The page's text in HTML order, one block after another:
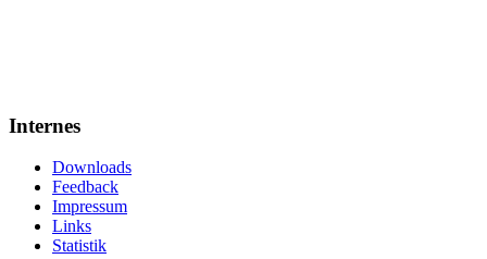
Internes
Downloads
Feedback
Impressum
Links
Statistik